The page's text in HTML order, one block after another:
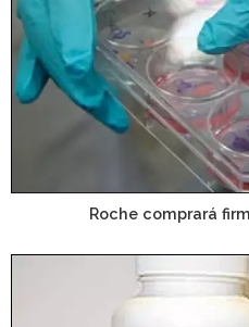
Roche comprará